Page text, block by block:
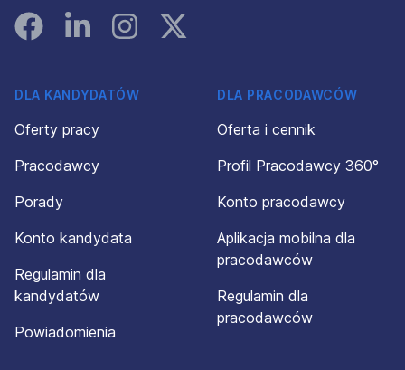
FacebookLinked InInstagramInstagram
DLA KANDYDATÓW
Oferty pracy
Pracodawcy
Porady
Konto kandydata
Regulamin dla
kandydatów
Powiadomienia
DLA PRACODAWCÓW
Oferta i cennik
Profil Pracodawcy 360°
Konto pracodawcy
Aplikacja mobilna dla
pracodawców
Regulamin dla
pracodawców